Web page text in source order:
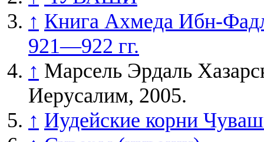
↑ Книга Ахмеда Ибн-
921—922 гг.
↑ Марсель Эрдаль
Иерусалим, 2005.
↑ Иудейские корни